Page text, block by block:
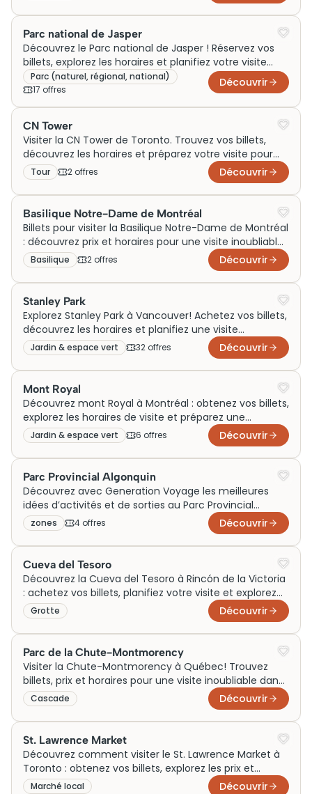
Parc national de Jasper
Découvrez le Parc national de Jasper ! Réservez vos
billets, explorez les horaires et planifiez votre visite
inoubliable dès aujourd'hui !
Parc (naturel, régional, national)
17 offres
Découvrir
CN Tower
Visiter la CN Tower de Toronto. Trouvez vos billets,
découvrez les horaires et préparez votre visite pour
une expérience inoubliable. Ne manquez rien!
Tour 2 offres Découvrir
Basilique Notre-Dame de Montréal
Billets pour visiter la Basilique Notre-Dame de Montréal
: découvrez prix et horaires pour une visite inoubliable!
Réservez dès maintenant!
Basilique 2 offres Découvrir
Stanley Park
Explorez Stanley Park à Vancouver! Achetez vos billets,
découvrez les horaires et planifiez une visite
inoubliable dans ce site emblématique.
Jardin & espace vert 32 offres Découvrir
Mont Royal
Découvrez mont Royal à Montréal : obtenez vos billets,
explorez les horaires de visite et préparez une
expérience inoubliable dès aujourd'hui !
Jardin & espace vert 6 offres Découvrir
Parc Provincial Algonquin
Découvrez avec Generation Voyage les meilleures
idées d’activités et de sorties au Parc Provincial
Algonquin, une destination idéale pour un week-end
en famille ou un voyage en couple. Profitez de visites
incontournables et d’expériences uniques autour de
lacs, forêts et sentiers légendaires pour vivre
pleinement l’esprit sauvage du Canada.
zones 4 offres Découvrir
Cueva del Tesoro
Découvrez la Cueva del Tesoro à Rincón de la Victoria
: achetez vos billets, planifiez votre visite et explorez
cet incontournable dès aujourd'hui !
Grotte Découvrir
Parc de la Chute-Montmorency
Visiter la Chute-Montmorency à Québec! Trouvez
billets, prix et horaires pour une visite inoubliable dans
ce parc impressionnant. Réservez dès maintenant!
Cascade Découvrir
St. Lawrence Market
Découvrez comment visiter le St. Lawrence Market à
Toronto : obtenez vos billets, explorez les prix et
planifiez votre visite dès aujourd'hui !
Marché local Découvrir